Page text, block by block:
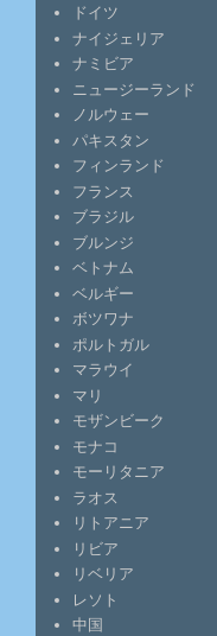
ドイツ
ナイジェリア
ナミビア
ニュージーランド
ノルウェー
パキスタン
フィンランド
フランス
ブラジル
ブルンジ
ベトナム
ベルギー
ボツワナ
ポルトガル
マラウイ
マリ
モザンビーク
モナコ
モーリタニア
ラオス
リトアニア
リビア
リベリア
レソト
中国